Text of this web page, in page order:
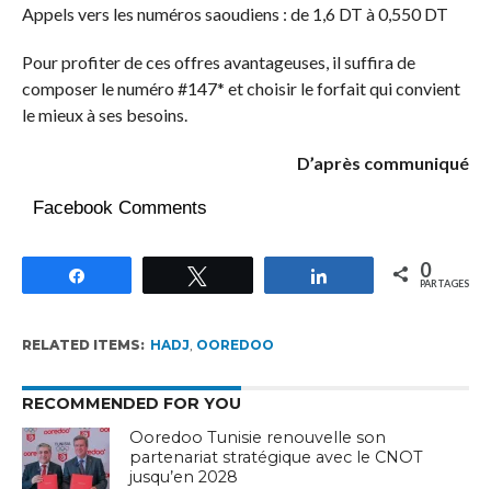
Appels vers les numéros saoudiens : de 1,6 DT à 0,550 DT
Pour profiter de ces offres avantageuses, il suffira de
composer le numéro #147* et choisir le forfait qui convient
le mieux à ses besoins.
D’après communiqué
Facebook Comments
Partagez 0
PARTAGES
RELATED ITEMS: HADJ, OOREDOO
RECOMMENDED FOR YOU
Ooredoo Tunisie renouvelle son
partenariat stratégique avec le CNOT
jusqu’en 2028